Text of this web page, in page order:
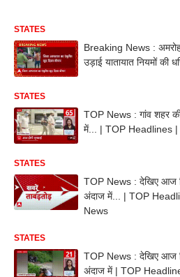
STATES
Breaking News :
उड़ाई यातायात नियमों की
STATES
TOP News : गांव शहर
में... | TOP Headlines
STATES
TOP News : देखिए आज
अंदाज में... | TOP
News
STATES
TOP News : देखिए आज
अंदाज में | TOP